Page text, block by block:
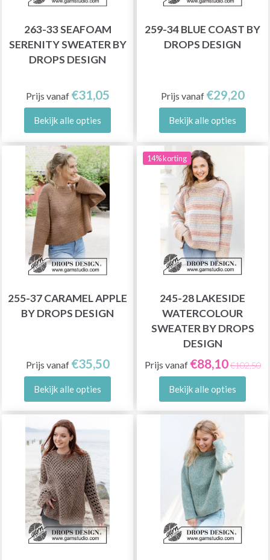
263-33 SEAFOAM
SERENITY SWEATER BY
DROPS DESIGN
Prijs vanaf €31,05
Bekijk alle opties
259-34 BLUE COAST BY
DROPS DESIGN
Prijs vanaf €29,20
Bekijk alle opties
255-37 CARAMEL APPLE
BY DROPS DESIGN
Prijs vanaf €35,50
Bekijk alle opties
14% korting
245-28 LAKESIDE
WATERCOLOUR
SWEATER BY DROPS
DESIGN
Prijs vanaf €88,10€102,50
Bekijk alle opties